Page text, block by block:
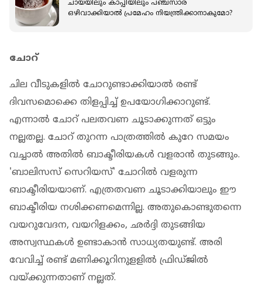
ചായയിലും കാപ്പിയിലും പഞ്ചസാര
ഒഴിവാക്കിയാല്‍ പ്രമേഹം നിയന്ത്രിക്കാനാകുമോ?
ചോറ്
ചില വീടുകളില്‍ ചോറുണ്ടാക്കിയാല്‍ രണ്ട്
ദിവസമൊക്കെ തിളപ്പിച്ച് ഉപയോഗിക്കാറുണ്ട്.
എന്നാല്‍ ചോറ് പലതവണ ചൂടാക്കുന്നത് ഒട്ടും
നല്ലതല്ല. ചോറ് തുറന്ന പാത്രത്തില്‍ കുറേ സമയം
വച്ചാല്‍ അതില്‍ ബാക്ടീരിയകള്‍ വളരാന്‍ തുടങ്ങും.
'ബാലിസസ് സെറിയസ്' ചോറില്‍ വളരുന്ന
ബാക്ടീരിയയാണ്. എത്രതവണ ചൂടാക്കിയാലും ഈ
ബാക്ടീരിയ നശിക്കണമെന്നില്ല. അതുകൊണ്ടുതന്നെ
വയറുവേദന, വയറിളക്കം, ഛര്‍ദ്ദി തുടങ്ങിയ
അസ്വസ്ഥകള്‍ ഉണ്ടാകാന്‍ സാധ്യതയുണ്ട്. അരി
വേവിച്ച് രണ്ട് മണിക്കൂറിനുളളില്‍ ഫ്രിഡ്ജില്‍
വയ്ക്കുന്നതാണ് നല്ലത്.